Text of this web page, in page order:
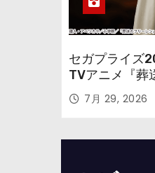
セガプライズ
TVアニメ『葬
鉱山で300年
ちゃった「フ
7月 29, 2026